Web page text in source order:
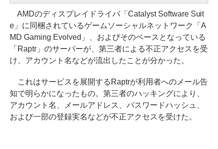
AMDのディスプレイドライバ「Catalyst Software Suit
e」に同梱されているゲームソーシャルネットワーク「A
MD Gaming Evolved」、およびそのベースとなっている
「Raptr」のサーバーが、第三者による不正アクセスを受
け、アカウント名などが流出したことが分かった。
これはサービスを展開するRaptrが利用者へのメール告
知で明らかになったもの。第三者のハッキングにより、
アカウント名、メールアドレス、パスワードハッシュ、
および一部の登録実名などが不正アクセスを受けた。